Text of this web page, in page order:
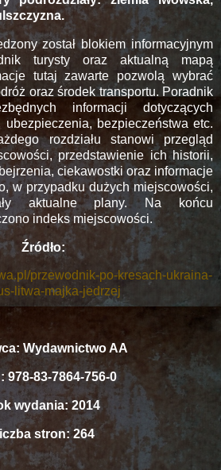
został blokiem informacyjnym
turysty oraz aktualną mapą
tutaj zawarte pozwolą wybrać
oraz środek transportu. Poradnik
informacji dotyczących
ubezpieczenia, bezpieczeństwa etc.
rozdziału stanowi przegląd
przedstawienie ich historii,
ciekawostki oraz informacje
w przypadku dużych miejscowości,
aktualne plany. Na końcu
indeks miejscowości.
Źródło:
przewodnik-po-kresach-ukraina-
litwa-majka-jedrzej
Wydawnictwo AA
978-83-7864-756-0
wydania: 2014
stron: 264